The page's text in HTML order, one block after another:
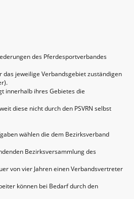
des Pferdesportverbandes
das jeweilige Verbandsgebiet zuständigen
innerhalb ihres Gebietes die
diese nicht durch den PSVRN selbst
wählen die dem Bezirksverband
Bezirksversammlung des
von vier Jahren einen Verbandsvertreter
können bei Bedarf durch den